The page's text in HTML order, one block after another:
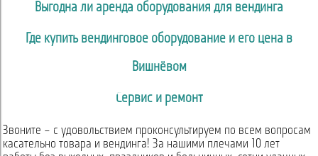
Выгодна ли аренда оборудования для вендинга
Где купить вендинговое оборудование и его цена в
Вишнёвом
Сервис и ремонт
Звоните – с удовольствием проконсультируем по всем вопросам
касательно товара и вендинга! За нашими плечами 10 лет